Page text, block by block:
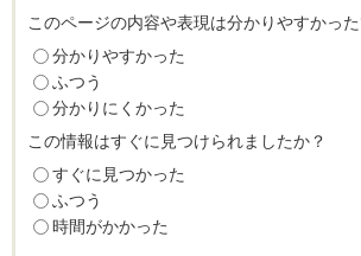
このページの内容や表現は分かりやすかっ
分かりやすかった
ふつう
分かりにくかった
この情報はすぐに見つけられましたか？
すぐに見つかった
ふつう
時間がかかった